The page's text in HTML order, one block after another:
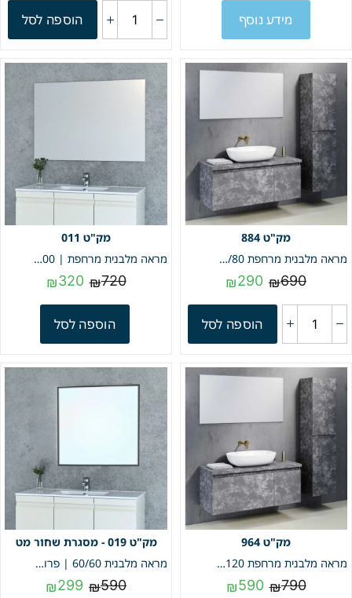
מידע נוסף הוספה לסל
884
מראה מלבנית מרחפת 60/80 | מק"ט 884
₪690
₪290
הוספה לסל
011
מראה מלבנית מרחפת | 60/100 | מק"ט 011
₪720
₪320
הוספה לסל
964
מראה מלבנית מרחפת 60/120 | מק"ט 964
₪790
₪590
019 - מסגרת שחור מט
מראה מלבנית 60/60 | פרופיל שחור מט | מק"ט 019
₪590
₪299